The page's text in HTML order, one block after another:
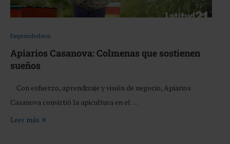
Emprendedores
Apiarios Casanova: Colmenas que sostienen
sueños
Con esfuerzo, aprendizaje y visión de negocio, Apiarios
Casanova convirtió la apicultura en el …
Leer más